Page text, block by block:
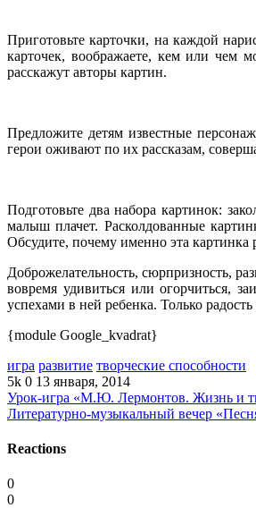
Приготовьте карточки, на каждой
карточек, воображаете, кем или чем
расскажут авторы картин.
Предложите детям известные
герои оживают по их рассказам,
Подготовьте два набора картинок:
малыш плачет. Расколдованные
Обсудите, почему именно эта картинка
Доброжелательность, сюрпризность,
вовремя удивиться или огорчиться,
успехами в ней ребенка. Только
{module Google_kvadrat}
игра развитие творческие способности
5k 0 13 января, 2014
Урок-игра «М.Ю. Лермонтов. Жизнь и
Литературно-музыкальный вечер
Reactions
0
0